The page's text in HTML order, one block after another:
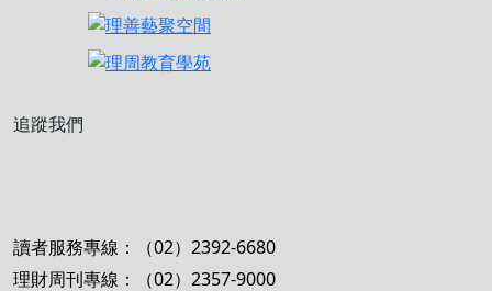
追蹤我們
讀者服務專線：（02）2392-6680
理財周刊專線：（02）2357-9000